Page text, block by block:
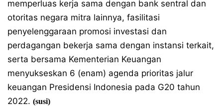
memperluas kerja sama dengan bank sentral dan
otoritas negara mitra lainnya, fasilitasi
penyelenggaraan promosi investasi dan
perdagangan bekerja sama dengan instansi terkait,
serta bersama Kementerian Keuangan
menyukseskan 6 (enam) agenda prioritas jalur
keuangan Presidensi Indonesia pada G20 tahun
2022. (susi)